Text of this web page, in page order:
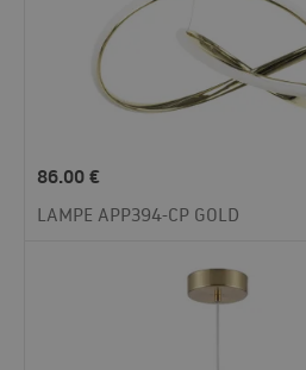
86.00€
LAMPE APP394-CP GOLD